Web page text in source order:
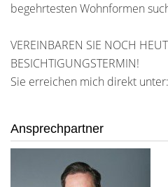
begehrtesten Wohnformen
VEREINBAREN SIE NOCH
BESICHTIGUNGSTERMIN!
Sie erreichen mich direkt
Ansprechpartner